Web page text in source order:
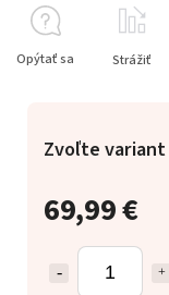
69,99 €
Zvoľte variant
Opýtať sa Strážiť